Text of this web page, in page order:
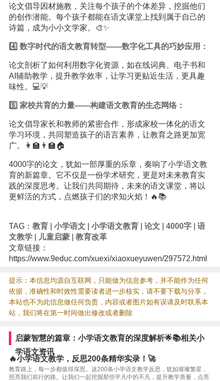
论文倡导因材施教，关注每个孩子的个体差异，挖掘他们
的创作潜能。每个孩子都能在语文课堂上找到属于自己的
诗篇，成为小小文学家。🎨✨
4️⃣ 数字时代的语文教育转型——数字化工具的巧妙应用：
论文剖析了如何利用数字化资源，如在线词典、电子书和
AI辅助教学，提升教学效率，让学习更贴近生活，更具趣
味性。💻💡
5️⃣ 家校共育的力量——构建语文教育的生态网络：
论文倡导家长和教师的紧密合作，形成家校一体化的语文
学习环境，共同塑造孩子的语言素养，让教育之路更加宽
广。👩‍🏫👨‍🏫🏠
4000字的论文，犹如一部厚重的乐章，奏响了小学语文教
育的新篇章。它不仅是一份学术研究，更是对未来教育实
践的深度思考。让我们共同期待，未来的语文课堂，将以
更鲜活的方式，点燃孩子们的求知火焰！🔥📚
TAG： 教育| 小学语文| 小学语文教育| 论文| 4000字| 语
文教学| 儿童启蒙| 教育改革
文章链接：
https://www.9educ.com/xuexi/xiaoxueyuwen/297572.html
提示：本信息均源自互联网，只能做为信息参考，并不能作为任何
依据，准确性和时效性需要读者进一步核实，请不要下载与分享，
本站也不为此信息做任何负责，内容或者图片如有误请及时联系本
站，我们将在第一时间做出修改或者删除
启蒙智慧的篇章：小学语文教育的深度解析🌟📚相关小
学语文资讯
🔥小学语文教学，反思200条精华实录！🚀
教育路上，每一步都值得深思。这200条小学语文教学反思，犹如璀璨繁星，
照亮我们前行的路。让我们一起挖掘那些平凡中的不凡，提升教学质量，点亮